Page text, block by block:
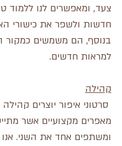
צעד, ומאפשרים לנו ללמוד
חדשות ולשפר את כישורי
בנוסף, הם משמשים כמקור
למראות חדשים.
קהילה
סרטוני איפור יוצרים
מאפרים מקצועיים אשר
ומשתפים אחד את השני. אנו